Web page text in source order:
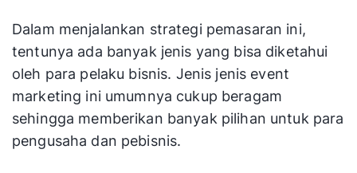
Dalam menjalankan strategi pemasaran ini,
tentunya ada banyak jenis yang bisa diketahui
oleh para pelaku bisnis. Jenis jenis event
marketing ini umumnya cukup beragam
sehingga memberikan banyak pilihan untuk para
pengusaha dan pebisnis.